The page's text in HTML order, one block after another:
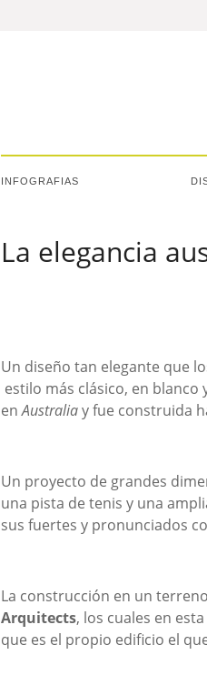
INFOGRAFIAS
La elegancia
Un diseño tan elegante que
estilo más clásico, en blanco
enAustraliay fue construida
Un proyecto de grandes
una pista de tenis y una
sus fuertes y pronunciados
La construcción en un
Arquitects, los cuales en
que es el propio edificio el